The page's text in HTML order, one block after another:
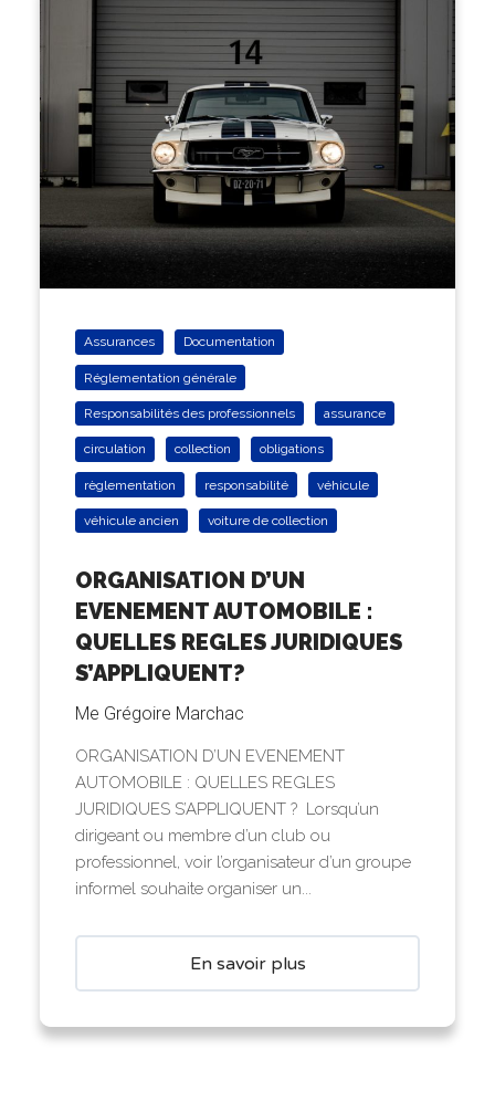
Assurances Documentation
Réglementation générale
Responsabilités des professionnels assurance
circulation collection obligations
règlementation responsabilité véhicule
véhicule ancien voiture de collection
ORGANISATION D’UN
EVENEMENT AUTOMOBILE :
QUELLES REGLES JURIDIQUES
S’APPLIQUENT?
Me Grégoire Marchac
ORGANISATION D’UN EVENEMENT
AUTOMOBILE : QUELLES REGLES
JURIDIQUES S’APPLIQUENT ? Lorsqu’un
dirigeant ou membre d’un club ou
professionnel, voir l’organisateur d’un groupe
informel souhaite organiser un...
En savoir plus